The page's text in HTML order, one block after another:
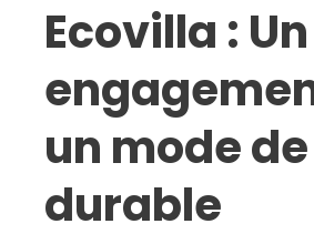
Ecovilla : Un
un mode
durable